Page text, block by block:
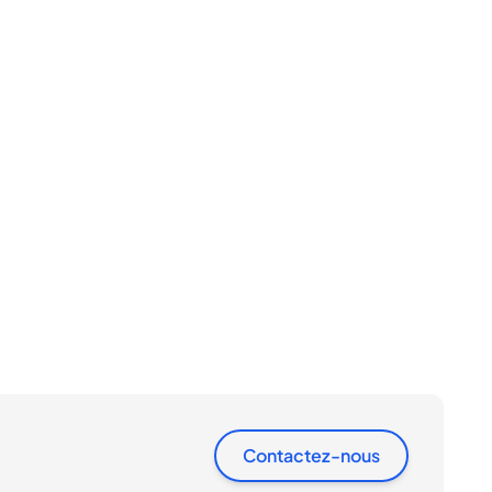
Contactez-nous